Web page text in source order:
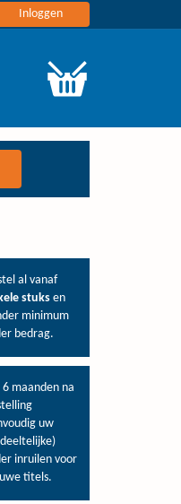
Inloggen
al vanaf
stuks en
minimum
bedrag.
6 maanden na
uw
inruilen voor
titels.